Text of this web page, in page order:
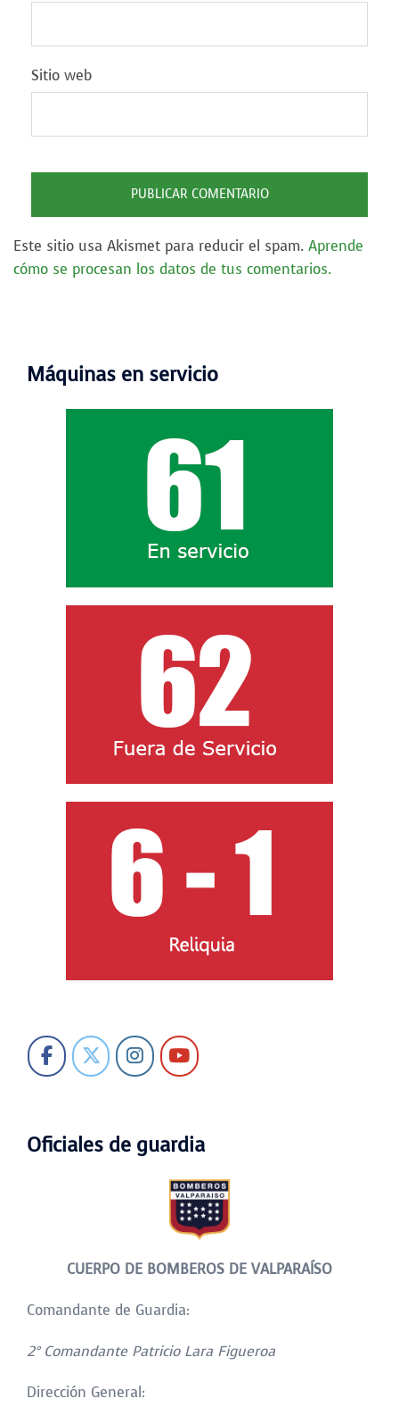
Sitio web
Este sitio usa Akismet para reducir el spam. Aprende
cómo se procesan los datos de tus comentarios.
Máquinas en servicio
Oficiales de guardia
CUERPO DE BOMBEROS DE VALPARAÍSO
Comandante de Guardia:
2° Comandante Patricio Lara Figueroa
Dirección General: